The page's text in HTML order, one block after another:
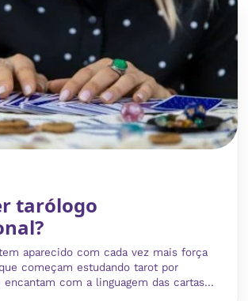
tarólogo
aparecido com cada vez mais força
começam estudando tarot por
com a linguagem das cartas...